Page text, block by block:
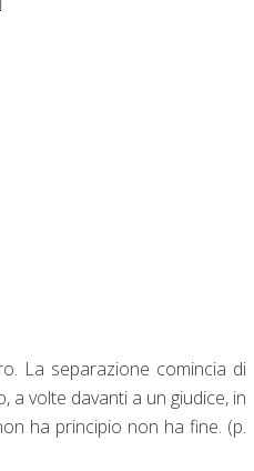
La separazione comincia di
volte davanti a un giudice, in
ha principio non ha fine. (p.